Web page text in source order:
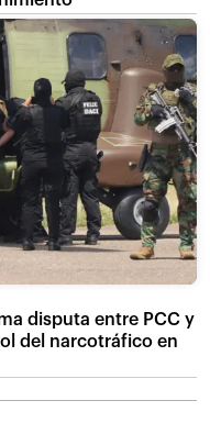
disputa entre PCC y
del narcotráfico en